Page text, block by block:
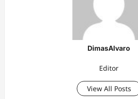
DimasAlvaro
Editor
View All Posts